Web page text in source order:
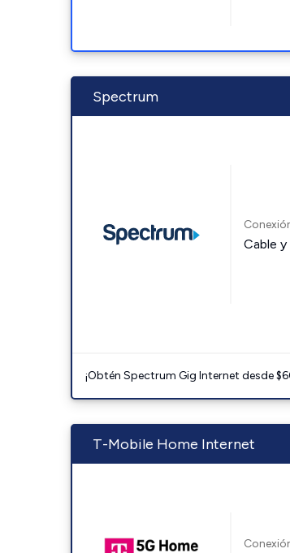
Spectrum
Cable y
¡Obtén Spectrum Gig Internet desde
T-Mobile Home Internet